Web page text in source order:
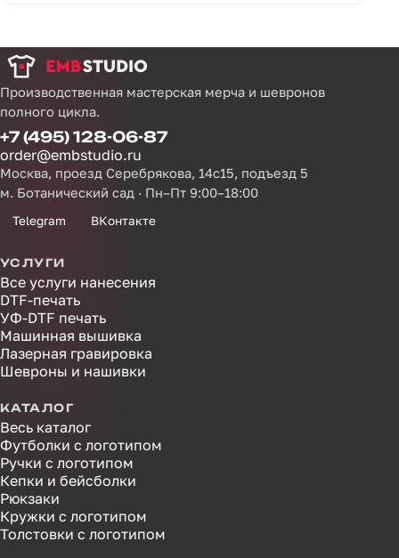
Производственная мастерская мерча и шевронов
полного цикла.
+7 (495) 128-06-87
order@embstudio.ru
Москва, проезд Серебрякова, 14с15, подъезд 5
м. Ботанический сад · Пн–Пт 9:00–18:00
Telegram ВКонтакте
УСЛУГИ
Все услуги нанесения
DTF-печать
УФ-DTF печать
Машинная вышивка
Лазерная гравировка
Шевроны и нашивки
КАТАЛОГ
Весь каталог
Футболки с логотипом
Ручки с логотипом
Кепки и бейсболки
Рюкзаки
Кружки с логотипом
Толстовки с логотипом